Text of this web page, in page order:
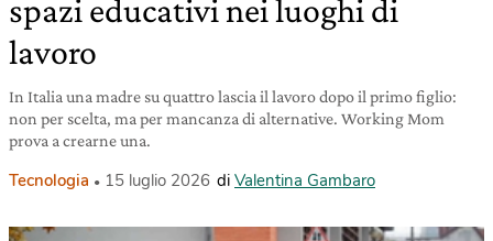
spazi educativi nei luoghi di
lavoro
In Italia una madre su quattro lascia il lavoro dopo il primo figlio:
non per scelta, ma per mancanza di alternative. Working Mom
prova a crearne una.
Tecnologia 15 luglio 2026 di Valentina Gambaro